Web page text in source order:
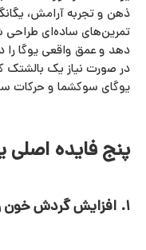
ذهن و تجربه آرامش،
تمرین‌های ساده‌ای طراحی
دهد و عمق واقعی یوگا را
در صورت نیاز یک بالشتک
یوگای سوکشما و حرکات
پنج فایده
۱. افزایش گردش خون و گرم‌ کردن بدن